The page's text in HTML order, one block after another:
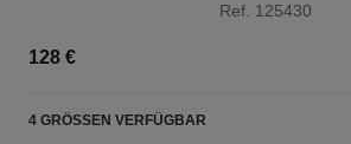
Ref. 125430
128 €
4 GRÖSSEN VERFÜGBAR